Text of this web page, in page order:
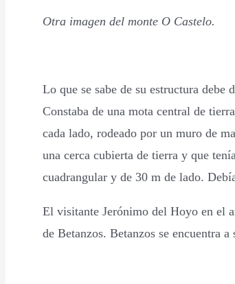
Otra imagen del monte O Castelo.
Lo que se sabe de su estructura debe
Constaba de una mota central de
cada lado, rodeado por un muro de
una cerca cubierta de tierra y que
cuadrangular y de 30 m de lado.
El visitante Jerónimo del Hoyo en el
de Betanzos. Betanzos se encuentra